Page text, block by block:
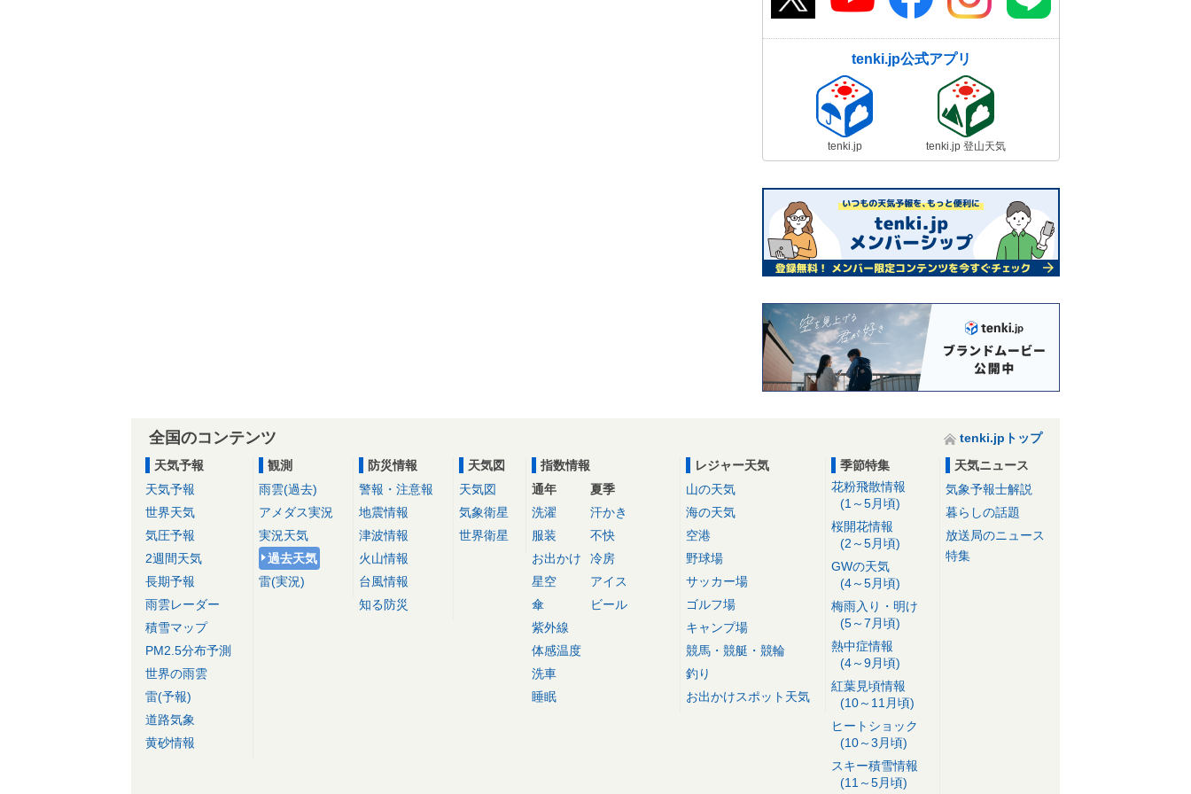
tenki.jp公式アプリ
tenki.jp tenki.jp 登山天気
全国のコンテンツ
tenki.jpトップ
天気予報
天気予報
世界天気
気圧予報
2週間天気
長期予報
雨雲レーダー
積雪マップ
PM2.5分布予測
世界の雨雲
雷(予報)
道路気象
黄砂情報
観測
雨雲(過去)
アメダス実況
実況天気
過去天気
雷(実況)
防災情報
警報・注意報
地震情報
津波情報
火山情報
台風情報
知る防災
天気図
天気図
気象衛星
世界衛星
指数情報
通年
洗濯
服装
お出かけ
星空
傘
紫外線
体感温度
洗車
睡眠
夏季
汗かき
不快
冷房
アイス
ビール
レジャー天気
山の天気
海の天気
空港
野球場
サッカー場
ゴルフ場
キャンプ場
競馬・競艇・競輪
釣り
お出かけスポット天気
季節特集
花粉飛散情報
(1～5月頃)
桜開花情報
(2～5月頃)
GWの天気
(4～5月頃)
梅雨入り・明け
(5～7月頃)
熱中症情報
(4～9月頃)
紅葉見頃情報
(10～11月頃)
ヒートショック
(10～3月頃)
スキー積雪情報
(11～5月頃)
天気ニュース
気象予報士解説
暮らしの話題
放送局のニュース
特集